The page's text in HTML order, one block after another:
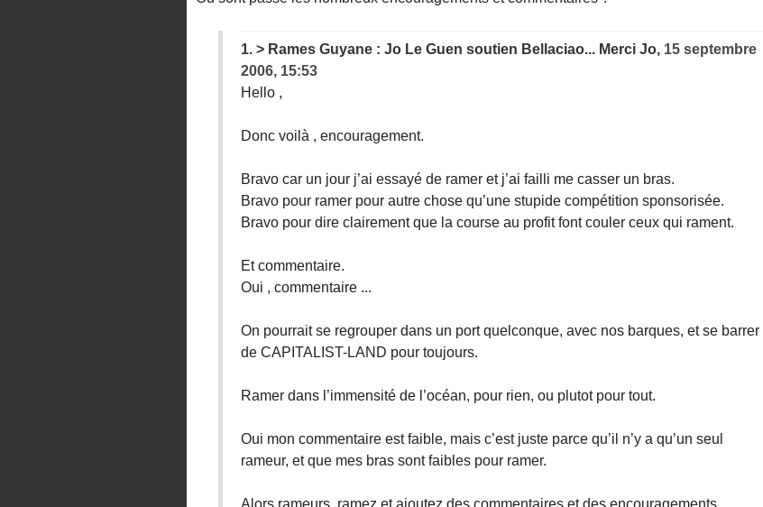
1. > Rames Guyane : Jo Le Guen soutien Bellaciao... Merci Jo, 15 septembre
2006, 15:53
Hello ,
Donc voilà , encouragement.
Bravo car un jour j’ai essayé de ramer et j’ai failli me casser un bras.
Bravo pour ramer pour autre chose qu’une stupide compétition sponsorisée.
Bravo pour dire clairement que la course au profit font couler ceux qui rament.
Et commentaire.
Oui , commentaire ...
On pourrait se regrouper dans un port quelconque, avec nos barques, et se barrer
de CAPITALIST-LAND pour toujours.
Ramer dans l’immensité de l’océan, pour rien, ou plutot pour tout.
Oui mon commentaire est faible, mais c’est juste parce qu’il n’y a qu’un seul
rameur, et que mes bras sont faibles pour ramer.
Alors rameurs, ramez et ajoutez des commentaires et des encouragements...